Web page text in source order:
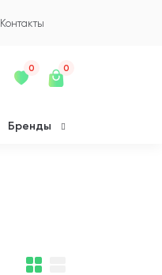
Контакты
0 0
Бренды